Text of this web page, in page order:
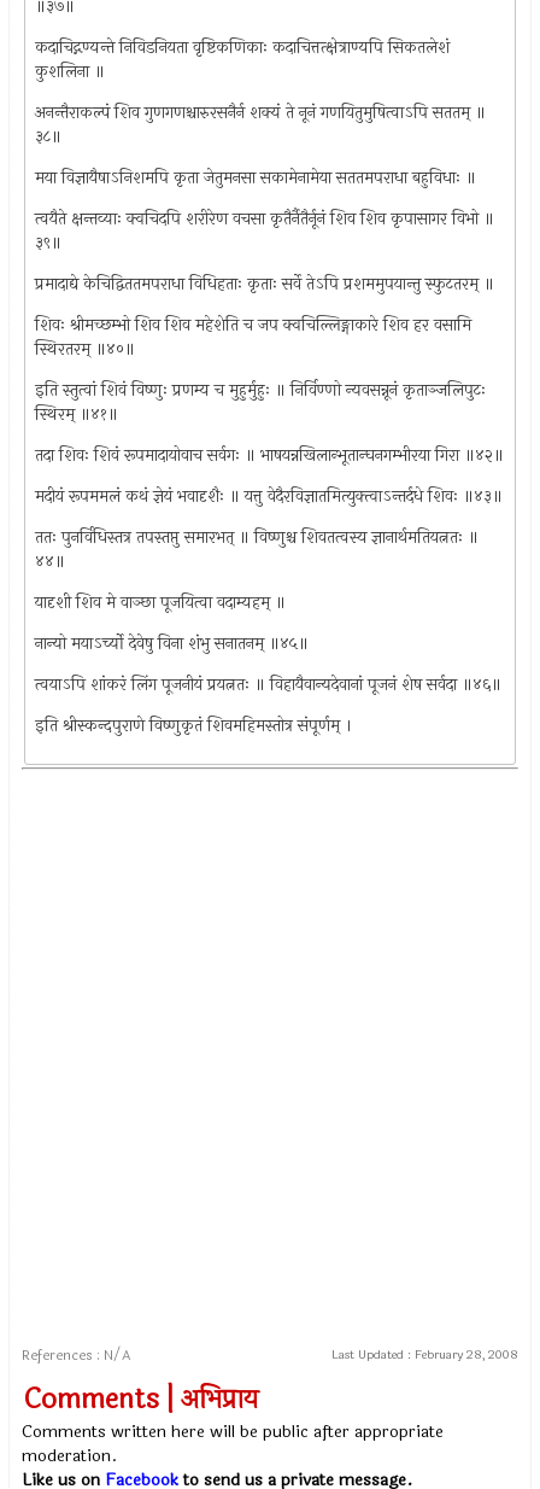
॥३७॥
कदाचिद्गण्यन्ते निविडनियता वृष्टिकणिकाः कदाचित्तत्क्षेत्राण्यपि सिकतलेशं
कुशलिना ॥
अनन्तैराकल्पं शिव गुणगणश्चारुरसनैर्न शक्यं ते नूनं गणयितुमुषित्वाऽपि सततम् ॥
३८॥
मया विज्ञायैषाऽनिशमपि कृता जेतुमनसा सकामेनामेया सततमपराधा बहुविधाः ॥
त्वयैते क्षन्तव्याः क्वचिदपि शरीरेण वचसा कृतैर्नैतैर्नूनं शिव शिव कृपासागर विभो ॥
३९॥
प्रमादाद्ये केचिद्विततमपराधा विधिहताः कृताः सर्वे तेऽपि प्रशममुपयान्तु स्फुटतरम् ॥
शिवः श्रीमच्छम्भो शिव शिव महेशेति च जप‌ क्वचिल्लिङ्गाकारे शिव हर वसामि
स्थिरतरम् ॥४०॥
इति स्तुत्वां शिवं विष्णुः प्रणम्य च मुहुर्मुहुः ॥ निर्विण्णो न्यवसन्नूनं कृताञ्जलिपुटः
स्थिरम् ॥४१॥
तदा शिवः शिवं रूपमादायोवाच सर्वगः ॥ भाषयन्नखिलान्भूतान्घनगम्भीरया गिरा ॥४२॥
मदीयं रूपममलं कथं ज्ञेयं भवादृशैः ॥ यत्तु वेदैरविज्ञातमित्युक्त्वाऽन्तर्दधे शिवः ॥४३॥
ततः पुनर्विधिस्तत्र तपस्तप्तु समारभत् ॥ विष्णुश्च शिवतत्वस्य ज्ञानार्थमतियत्नतः ॥
४४॥
यादृशी शिव मे वाञ्छा पूजयित्वा वदाम्यहम् ॥
नान्यो मयाऽर्च्यो देवेषु विना शंभु सनातनम् ॥४५॥
त्वयाऽपि शांकरं लिंग पूजनीयं प्रयत्नतः ॥ विहायैवान्यदेवानां पूजनं शेष सर्वदा ॥४६॥
इति श्रीस्कन्दपुराणे विष्णुकृतं शिवमहिमस्तोत्र संपूर्णम् ।
References : N/A Last Updated : February 28, 2008
Comments | अभिप्राय
Comments written here will be public after appropriate
moderation.
Like us on Facebookto send us a private message.